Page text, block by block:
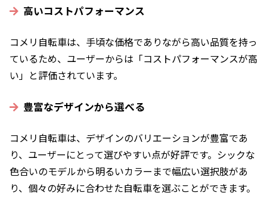
高いコストパフォーマンス
コメリ自転車は、手頃な価格でありながら高い品質を持っ
ているため、ユーザーからは「コストパフォーマンスが高
い」と評価されています。
豊富なデザインから選べる
コメリ自転車は、デザインのバリエーションが豊富であ
り、ユーザーにとって選びやすい点が好評です。シックな
色合いのモデルから明るいカラーまで幅広い選択肢があ
り、個々の好みに合わせた自転車を選ぶことができます。